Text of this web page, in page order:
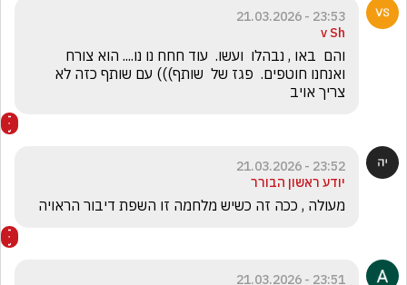
23:53 - 21.03.2026
v Sh
צריך אויב
23:52 - 21.03.2026
יודע ראשון הבורר
מעולה , ככה זה כשיש מלחמה זו השפת דיבור הראויה
23:51 - 21.03.2026